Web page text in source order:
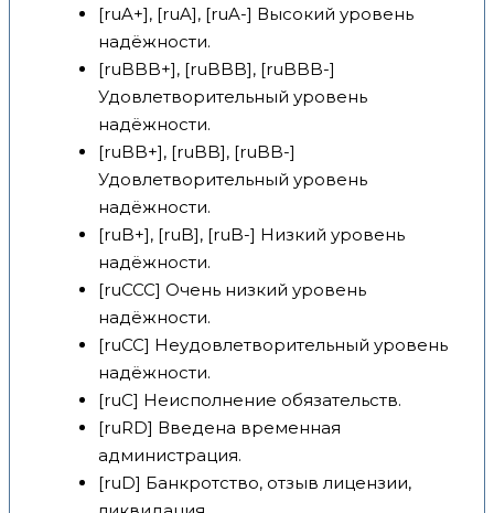
[ruA+], [ruA], [ruA-] Высокий уровень
надёжности.
[ruBBB+], [ruBBB], [ruBBB-]
Удовлетворительный уровень
надёжности.
[ruBB+], [ruBB], [ruBB-]
Удовлетворительный уровень
надёжности.
[ruB+], [ruB], [ruB-] Низкий уровень
надёжности.
[ruCCC] Очень низкий уровень
надёжности.
[ruCC] Неудовлетворительный уровень
надёжности.
[ruC] Неисполнение обязательств.
[ruRD] Введена временная
администрация.
[ruD] Банкротство, отзыв лицензии,